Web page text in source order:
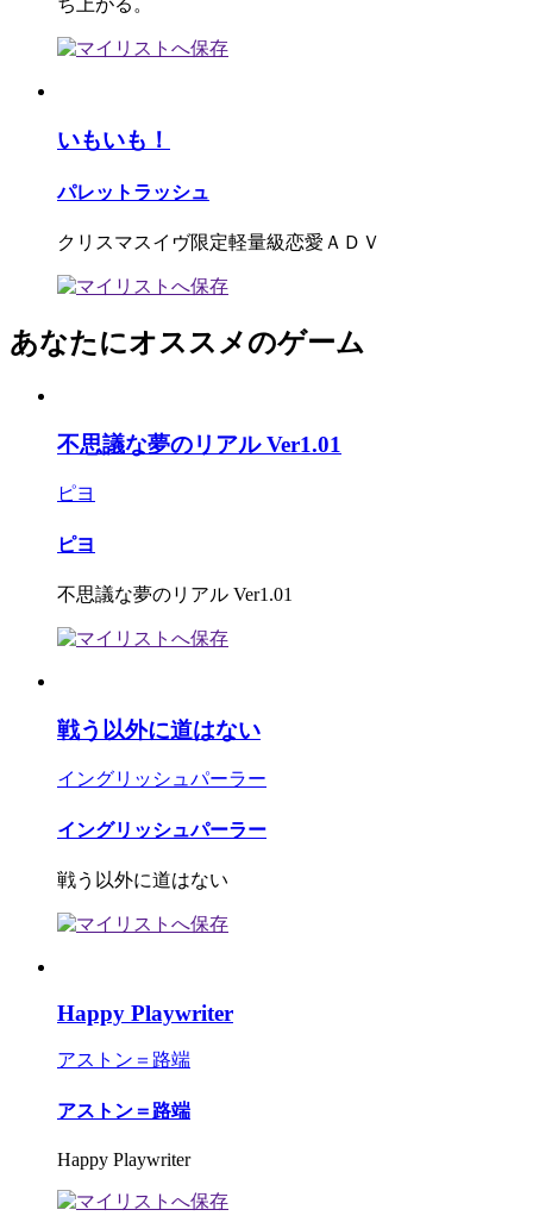
ち上がる。
いもいも！
パレットラッシュ
クリスマスイヴ限定軽量級恋愛ＡＤＶ
あなたにオススメのゲーム
不思議な夢のリアル Ver1.01
ピヨ
ピヨ
不思議な夢のリアル Ver1.01
戦う以外に道はない
イングリッシュパーラー
イングリッシュパーラー
戦う以外に道はない
Happy Playwriter
アストン＝路端
アストン＝路端
Happy Playwriter